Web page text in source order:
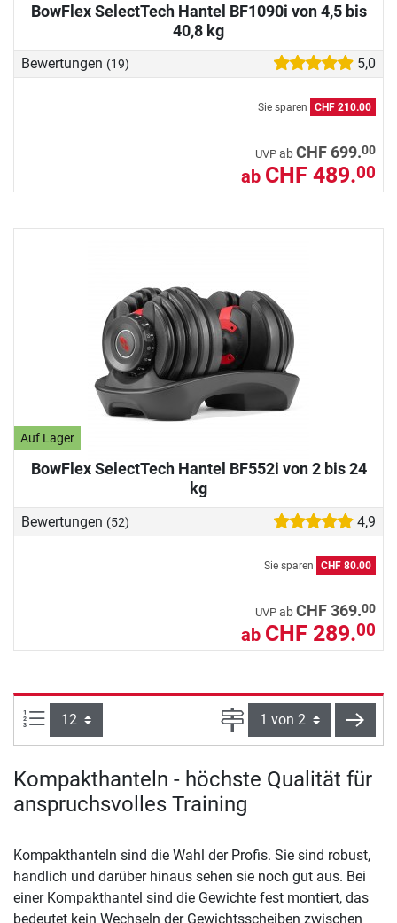
BowFlex SelectTech Hantel BF1090i von 4,5 bis
40,8 kg
Bewertungen (19) 5,0
Sie sparen CHF 210.00
UVP abCHF 699.00
ab CHF 489.00
Auf Lager
BowFlex SelectTech Hantel BF552i von 2 bis 24
kg
Bewertungen (52) 4,9
Sie sparen CHF 80.00
UVP abCHF 369.00
ab CHF 289.00
Artikel pro Seite: Seite
Kompakthanteln - höchste Qualität für
anspruchsvolles Training
Kompakthanteln sind die Wahl der Profis. Sie sind robust,
handlich und darüber hinaus sehen sie noch gut aus. Bei
einer Kompakthantel sind die Gewichte fest montiert, das
bedeutet kein Wechseln der Gewichtsscheiben zwischen